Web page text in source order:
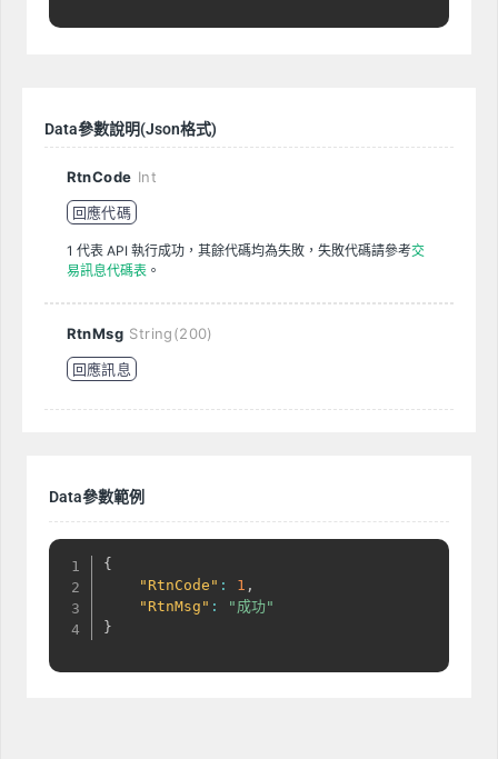
Data參數說明(Json格式)
RtnCode Int
回應代碼
1 代表 API 執行成功，其餘代碼均為失敗，失敗代碼請參考交
易訊息代碼表。
RtnMsg String(200)
回應訊息
Data參數範例
{
"RtnCode" : 1 ,
"RtnMsg" :
"成功"
}